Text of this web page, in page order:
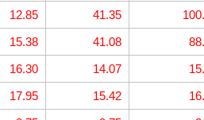
12.85 41.35
15.38 41.08
16.30 14.07
17.95 15.42